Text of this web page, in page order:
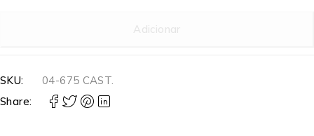
Adicionar
SKU:
04-675 CAST.
Share: